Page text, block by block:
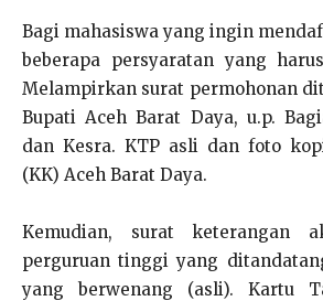
Bagi mahasiswa yang ingin
beberapa persyaratan yang
Melampirkan surat permohonan
Bupati Aceh Barat Daya, u.p.
dan Kesra. KTP asli dan foto
(KK) Aceh Barat Daya.
Kemudian, surat keterangan
perguruan tinggi yang
yang berwenang (asli). Kartu